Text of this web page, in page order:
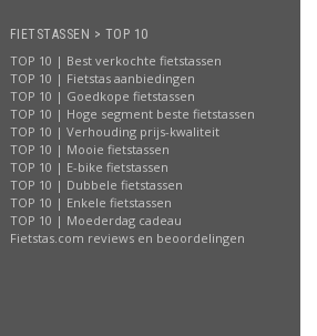
FIETSTASSEN > TOP 10
TOP 10 | Best verkochte fietstassen
TOP 10 | Fietstas aanbiedingen
TOP 10 | Goedkope fietstassen
TOP 10 | Hoge segment beste fietstassen
TOP 10 | Verhouding prijs-kwaliteit
TOP 10 | Mooie fietstassen
TOP 10 | E-bike fietstassen
TOP 10 | Dubbele fietstassen
TOP 10 | Enkele fietstassen
TOP 10 | Moederdag cadeau
Fietstas.com reviews en beoordelingen